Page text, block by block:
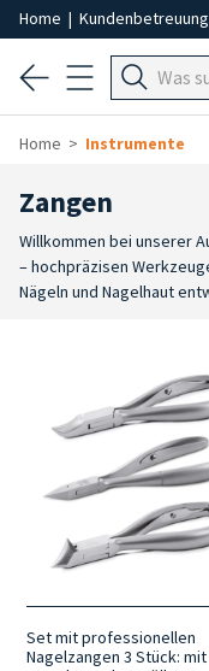
Home | Kundenbetreuung
Home Instrumente
Zangen
Willkommen bei unserer
– hochpräzisen
Nägeln und Nagelhaut
Nagelhautscheren,
Klingenformen und
professionellen
: Ein Design,
Kontrolle während der
die eine lang anhaltende
Zeit gewährleisten, auch
Set mit professionellen
Nagelzangen 3 Stück: mit